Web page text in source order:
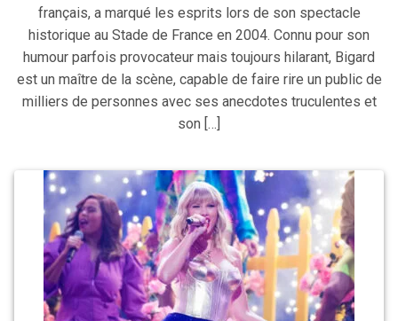
français, a marqué les esprits lors de son spectacle
historique au Stade de France en 2004. Connu pour son
humour parfois provocateur mais toujours hilarant, Bigard
est un maître de la scène, capable de faire rire un public de
milliers de personnes avec ses anecdotes truculentes et
son […]